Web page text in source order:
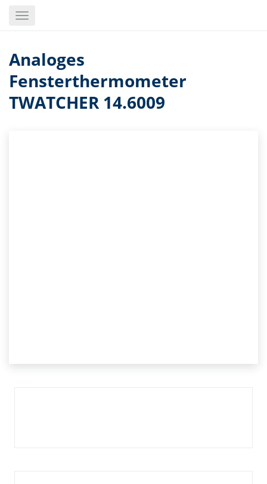
Toggle
Analoges
Fensterthermometer
TWATCHER 14.6009